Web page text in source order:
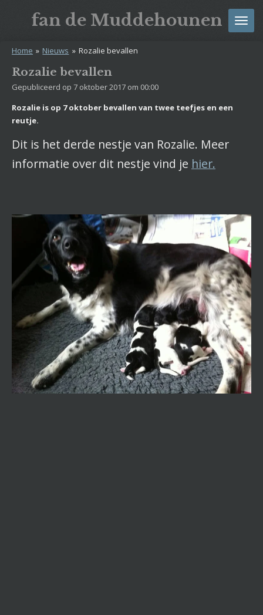
de
fan de Muddehounen
Home » Nieuws » Rozalie bevallen
Rozalie bevallen
Gepubliceerd op 7 oktober 2017 om 00:00
Rozalie is op 7 oktober bevallen van twee teefjes en een
reutje.
Dit is het derde nestje van Rozalie. Meer
informatie over dit nestje vind je hier.